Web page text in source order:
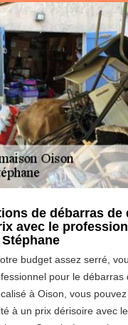
de débarras de
avec le
budget assez serré,
pour le débarras
à Oison, vous pouvez
à un prix dérisoire avec